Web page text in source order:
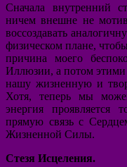
Сначала внутренний
ничем внешне не
воссоздавать
физическом плане,
причина моего
Иллюзии, а потом этими
нашу жизненную и
Хотя, теперь мы
энергия проявляется
прямую связь с
Жизненной Силы.
Стезя Исцеления.